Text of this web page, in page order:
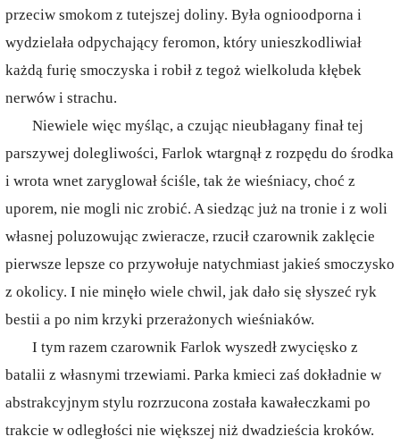
przeciw smokom z tutejszej doliny. Była ognioodporna i
wydzielała odpychający feromon, który unieszkodliwiał
każdą furię smoczyska i robił z tegoż wielkoluda kłębek
nerwów i strachu.
Niewiele więc myśląc, a czując nieubłagany finał tej
parszywej dolegliwości, Farlok wtargnął z rozpędu do środka
i wrota wnet zaryglował ściśle, tak że wieśniacy, choć z
uporem, nie mogli nic zrobić. A siedząc już na tronie i z woli
własnej poluzowując zwieracze, rzucił czarownik zaklęcie
pierwsze lepsze co przywołuje natychmiast jakieś smoczysko
z okolicy. I nie minęło wiele chwil, jak dało się słyszeć ryk
bestii a po nim krzyki przerażonych wieśniaków.
I tym razem czarownik Farlok wyszedł zwycięsko z
batalii z własnymi trzewiami. Parka kmieci zaś dokładnie w
abstrakcyjnym stylu rozrzucona została kawałeczkami po
trakcie w odległości nie większej niż dwadzieścia kroków.